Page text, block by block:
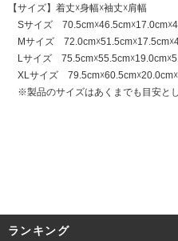
【サイズ】着丈☓身幅☓袖丈☓肩幅
Sサイズ
Mサイズ
Lサイズ
XLサイズ
※製品のサイズはあくまでも目安と
ランキング